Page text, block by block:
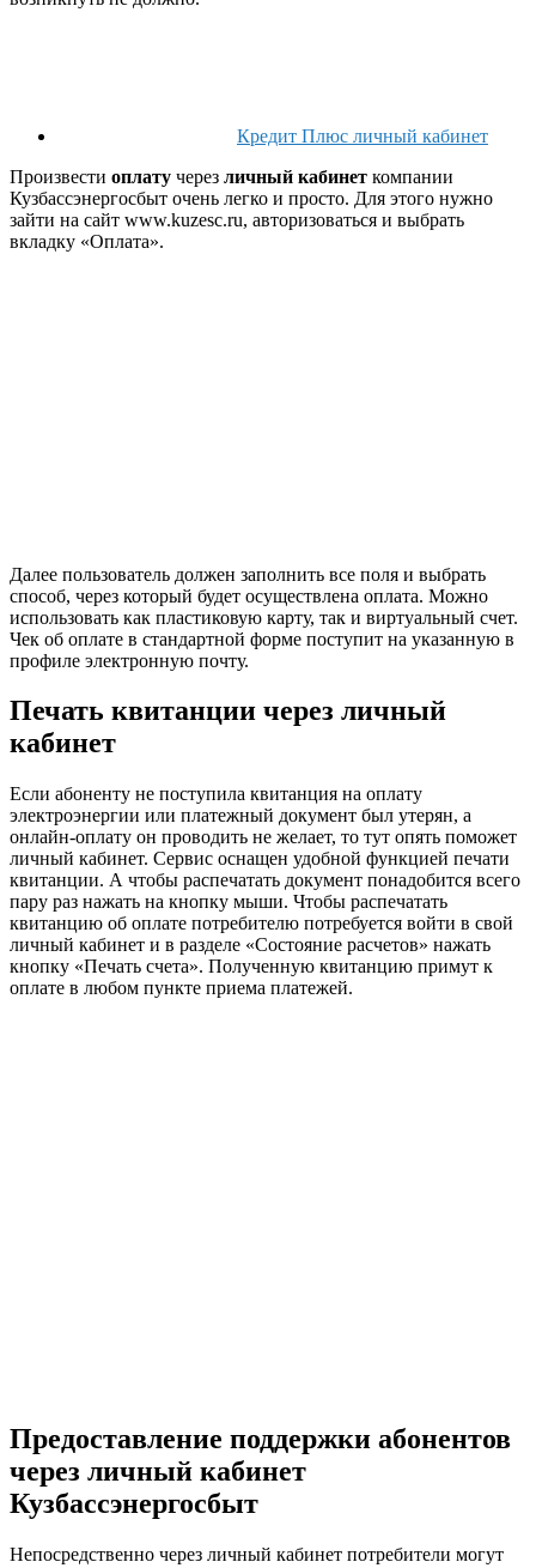
Кредит Плюс личный кабинет
Произвести оплату через личный кабинет компании
Кузбассэнергосбыт очень легко и просто. Для этого нужно
зайти на сайт www.kuzesc.ru, авторизоваться и выбрать
вкладку «Оплата».
Далее пользователь должен заполнить все поля и выбрать
способ, через который будет осуществлена оплата. Можно
использовать как пластиковую карту, так и виртуальный счет.
Чек об оплате в стандартной форме поступит на указанную в
профиле электронную почту.
Печать квитанции через личный
кабинет
Если абоненту не поступила квитанция на оплату
электроэнергии или платежный документ был утерян, а
онлайн-оплату он проводить не желает, то тут опять поможет
личный кабинет. Сервис оснащен удобной функцией печати
квитанции. А чтобы распечатать документ понадобится всего
пару раз нажать на кнопку мыши. Чтобы распечатать
квитанцию об оплате потребителю потребуется войти в свой
личный кабинет и в разделе «Состояние расчетов» нажать
кнопку «Печать счета». Полученную квитанцию примут к
оплате в любом пункте приема платежей.
Предоставление поддержки абонентов
через личный кабинет
Кузбассэнергосбыт
Непосредственно через личный кабинет потребители могут